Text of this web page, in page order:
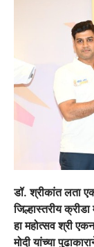
डॉ. श्रीकांत लता
जिल्हास्तरीय
हा महोत्सव श्री
मोदी यांच्या
3